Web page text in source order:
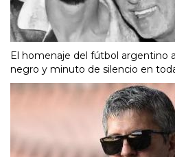
El homenaje del fútbol argentino
negro y minuto de silencio en